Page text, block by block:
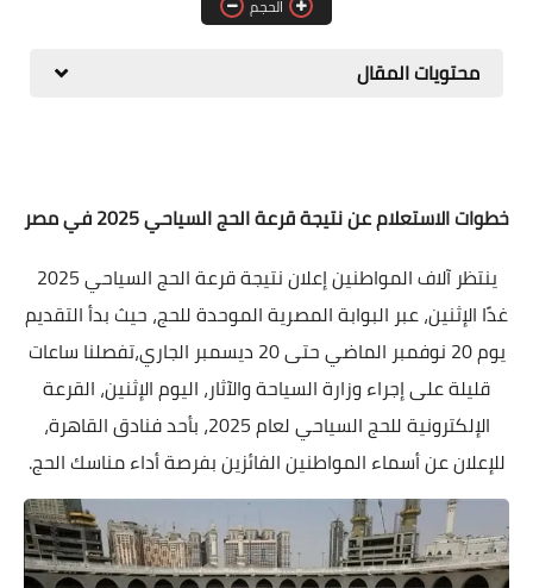
المطبخ
علوم وتكنولوجيا
تعليم
وظائف خالية
عروض
الحجم
محتويات المقال
خطوات الاستعلام عن نتيجة قرعة الحج السياحي 2025 في مصر
ينتظر آلاف المواطنين إعلان نتيجة قرعة الحج السياحي 2025
غدًا الإثنين، عبر البوابة المصرية الموحدة للحج، حيث بدأ التقديم
يوم 20 نوفمبر الماضي حتى 20 ديسمبر الجاري،تفصلنا ساعات
قليلة على إجراء وزارة السياحة والآثار، اليوم الإثنين، القرعة
الإلكترونية للحج السياحي لعام 2025، بأحد فنادق القاهرة،
للإعلان عن أسماء المواطنين الفائزين بفرصة أداء مناسك الحج.